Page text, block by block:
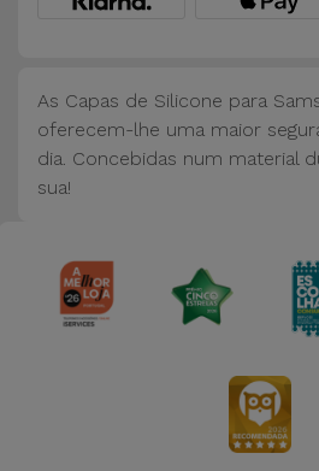
de
Computador
Acessórios
Kids
As Capas de Silicone para
oferecem-lhe uma maior
dia. Concebidas num material
sua!